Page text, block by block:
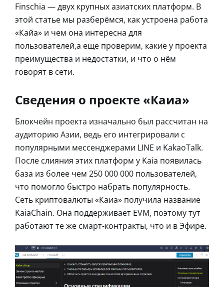
Finschia — двух крупных азиатских платформ. В
этой статье мы разберёмся, как устроена работа
«Кайа» и чем она интересна для
пользователей,а еще проверим, какие у проекта
преимущества и недостатки, и что о нём
говорят в сети.
Сведения о проекте «Каиа»
Блокчейн проекта изначально был рассчитан на
аудиторию Азии, ведь его интегрировали с
популярными мессенджерами LINE и KakaoTalk.
После слияния этих платформ у Kaia появилась
база из более чем 250 000 000 пользователей,
что помогло быстро набрать популярность.
Сеть криптовалюты «Каиа» получила название
KaiaChain. Она поддерживает EVM, поэтому тут
работают те же смарт-контракты, что и в Эфире.